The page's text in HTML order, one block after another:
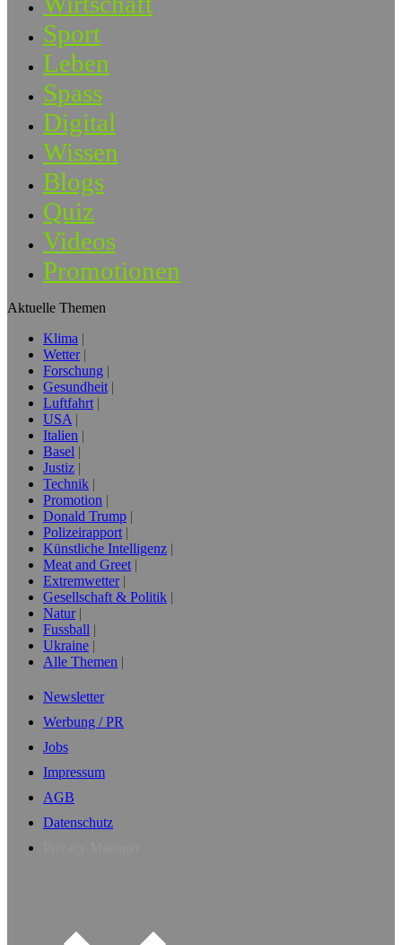
Sport
Leben
Spass
Digital
Wissen
Blogs
Quiz
Videos
Promotionen
Aktuelle Themen
Klima
Wetter
Forschung
Gesundheit
Luftfahrt
USA
Italien
Basel
Justiz
Technik
Promotion
Donald Trump
Polizeirapport
Künstliche Intelligenz
Meat and Greet
Extremwetter
Gesellschaft & Politik
Natur
Fussball
Ukraine
Alle Themen
Newsletter
Werbung / PR
Jobs
Impressum
AGB
Datenschutz